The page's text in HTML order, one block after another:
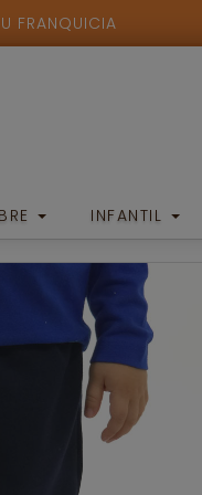
INFANTIL
FRANQUICIA